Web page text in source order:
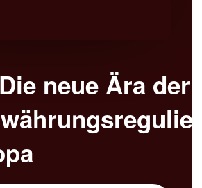
neue Ära der